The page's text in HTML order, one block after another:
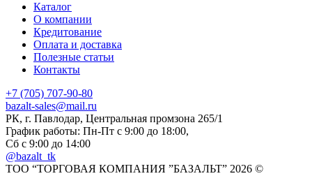
Каталог
О компании
Кредитование
Оплата и доставка
Полезные статьи
Контакты
+7 (705) 707-90-80
bazalt-sales@mail.ru
РК, г. Павлодар, Центральная промзона 265/1
График работы: Пн-Пт с 9:00 до 18:00,
Сб с 9:00 до 14:00
@bazalt_tk
ТОО “ТОРГОВАЯ КОМПАНИЯ ”БАЗАЛЬТ” 2026 ©